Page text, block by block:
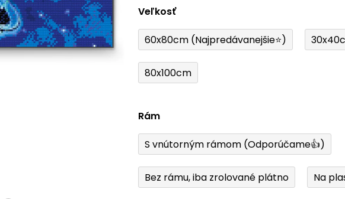
Veľkosť
60x80cm (Najpredávanejšie⭐)
80x100cm
Rám
S vnútorným rámom (Odporúčame👍)
Bez rámu, iba zrolované plátno Na